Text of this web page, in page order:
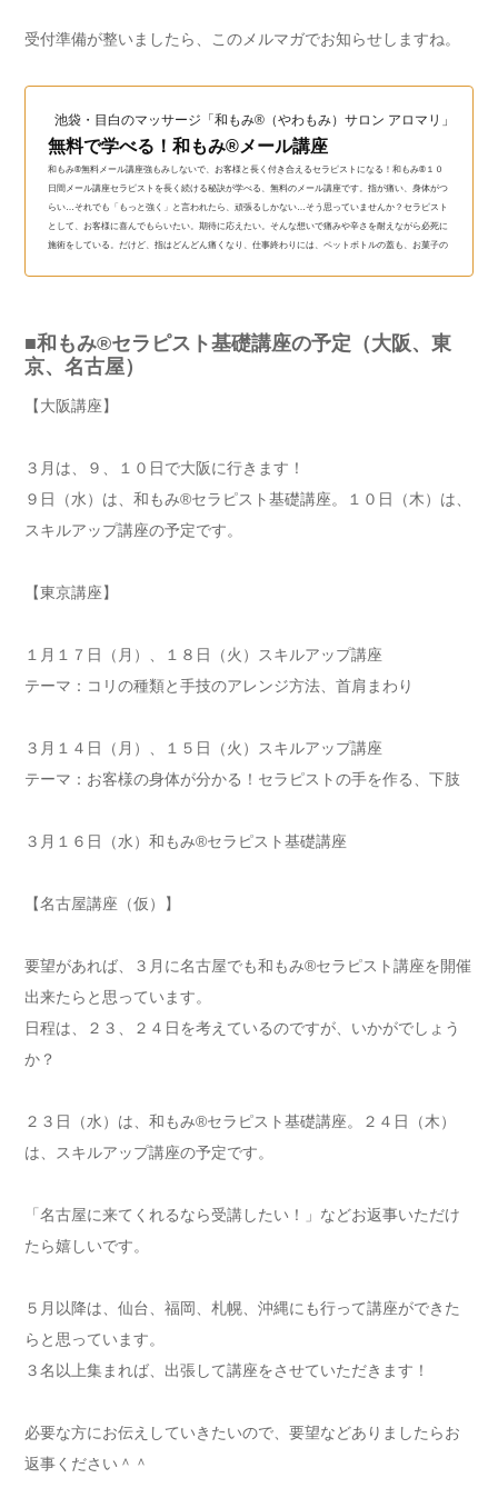
受付準備が整いましたら、このメルマガでお知らせしますね。
池袋・目白のマッサージ「和もみ®（やわもみ）サロン アロマリ」（和
無料で学べる！和もみ®メール講座
和もみ®無料メール講座強もみしないで、お客様と長く付き合えるセラピストになる！和もみ®１０
日間メール講座セラピストを長く続ける秘訣が学べる、無料のメール講座です。指が痛い、身体がつ
らい…それでも「もっと強く」と言われたら、頑張るしかない…そう思っていませんか？セラピスト
として、お客様に喜んでもらいたい。期待に応えたい。そんな想いで痛みや辛さを耐えながら必死に
施術をしている。だけど、指はどんどん痛くなり、仕事終わりには、ペットボトルの蓋も、お菓子の
■和もみ®セラピスト基礎講座の予定（大阪、東
京、名古屋）
【大阪講座】
３月は、９、１０日で大阪に行きます！
９日（水）は、和もみ®セラピスト基礎講座。１０日（木）は、
スキルアップ講座の予定です。
【東京講座】
１月１７日（月）、１８日（火）スキルアップ講座
テーマ：コリの種類と手技のアレンジ方法、首肩まわり
３月１４日（月）、１５日（火）スキルアップ講座
テーマ：お客様の身体が分かる！セラピストの手を作る、下肢
３月１６日（水）和もみ®セラピスト基礎講座
【名古屋講座（仮）】
要望があれば、３月に名古屋でも和もみ®セラピスト講座を開催
出来たらと思っています。
日程は、２３、２４日を考えているのですが、いかがでしょう
か？
２３日（水）は、和もみ®セラピスト基礎講座。２４日（木）
は、スキルアップ講座の予定です。
「名古屋に来てくれるなら受講したい！」などお返事いただけ
たら嬉しいです。
５月以降は、仙台、福岡、札幌、沖縄にも行って講座ができた
らと思っています。
３名以上集まれば、出張して講座をさせていただきます！
必要な方にお伝えしていきたいので、要望などありましたらお
返事ください＾＾